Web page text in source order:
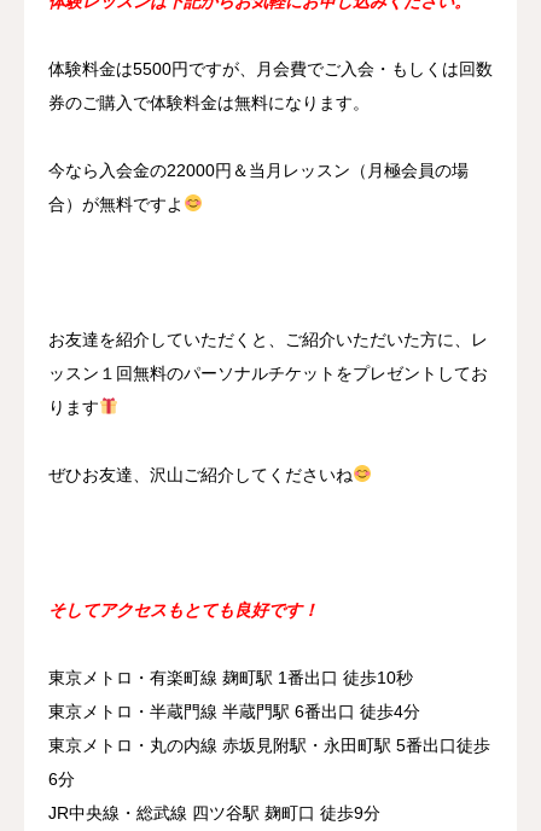
体験料金は5500円ですが、月会費でご入会・もしくは回数
券のご購入で体験料金は無料になります。
今なら入会金の22000円＆当月レッスン（月極会員の場
合）が無料ですよ
お友達を紹介していただくと、ご紹介いただいた方に、レ
ッスン１回無料のパーソナルチケットをプレゼントしてお
ります
ぜひお友達、沢山ご紹介してくださいね
そしてアクセスもとても良好です！
東京メトロ・有楽町線 麹町駅 1番出口 徒歩10秒
東京メトロ・半蔵門線 半蔵門駅 6番出口 徒歩4分
東京メトロ・丸の内線 赤坂見附駅・永田町駅 5番出口徒歩
6分
JR中央線・総武線 四ツ谷駅 麹町口 徒歩9分